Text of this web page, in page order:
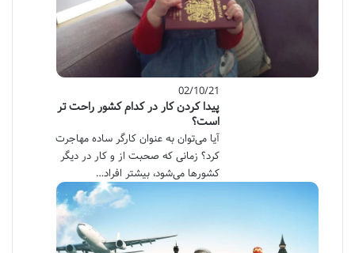
02/10/21
پیدا کردن کار در کدام کشور راحت تر
است؟
آیا می‌توان به عنوان کارگر ساده مهاجرت
کرد؟ زمانی که صحبت از و کار در دیگر
کشورها می‌شود، بیشتر افراد…